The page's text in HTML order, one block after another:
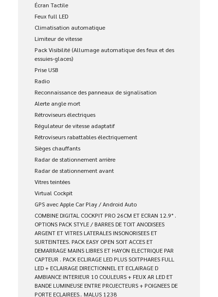
Écran Tactile
Feux full LED
Climatisation automatique
Limiteur de vitesse
Pack Visibilité (Allumage automatique des feux et des
essuies-glaces)
Prise USB
Radio
Reconnaissance des panneaux de signalisation
Alerte angle mort
Rétroviseurs électriques
Régulateur de vitesse adaptatif
Rétroviseurs rabattables électriquement
Sièges chauffants
Radar de stationnement arrière
Radar de stationnement avant
Vitres teintées
Virtual Cockpit
GPS avec Apple Car Play / Android Auto
COMBINE DIGITAL COCKPIT PRO 26CM ET ECRAN 12.9° .
OPTIONS PACK STYLE / BARRES DE TOIT ANODISEES
ARGENT ET VITRES LATERALES INSONORISEES ET
SURTEINTEES. PACK EASY OPEN SOIT ACCES ET
DEMARRAGE MAINS LIBRES ET HAYON ELECTRIQUE PAR
CAPTEUR . PACK ECLIRAGE LED PLUS SOITPHARES FULL
LED + ECLAIRAGE DIRECTIONNEL ET ECLAIRAGE D
AMBIANCE INTERIEUR 10 COULEURS + FEUX AR LED ET
BANDE LUMINEUSE ENTRE PROJECTEURS + POIGNEES DE
PORTE ECLAIREES.. MALUS 1238